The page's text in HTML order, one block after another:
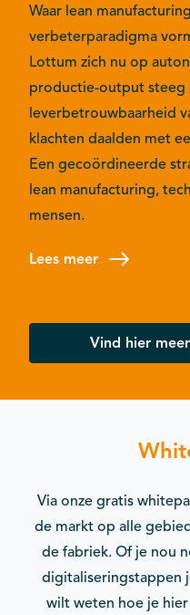
Waar lean
verbeterparadigma
Lottum zich nu op
productie-output steeg
leverbetrouwbaarheid
klachten daalden met
Een gecoördineerde
lean manufacturing,
mensen.
Lees meer
Vind hier
Via onze gratis
de markt op alle
de fabriek. Of je nou
digitaliseringstappen
wilt weten hoe je